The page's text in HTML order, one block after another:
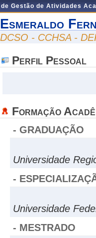
Gestão de Atividades
Esmeraldo
DCSO - CCHSA -
Perfil Pessoal
Formação
- GRADUAÇÃO
Universidade
-
Universidade
- MESTRADO